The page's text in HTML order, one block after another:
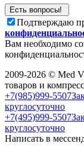
Подтверждаю
Вам необходимо
2009-2026 © Med
товаров и
+7(985)999-5507
круглосуточно
+7(495)999-5507
круглосуточно
Написать в